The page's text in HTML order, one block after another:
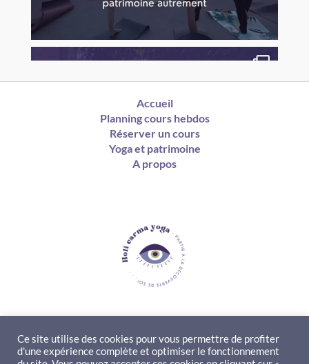
Accueil
Planning cours hebdos
Réserver un cours
Yoga et patrimoine
A propos
Ce site utilise des cookies pour vous permettre de profiter
d'une expérience complète et optimiser le fonctionnement